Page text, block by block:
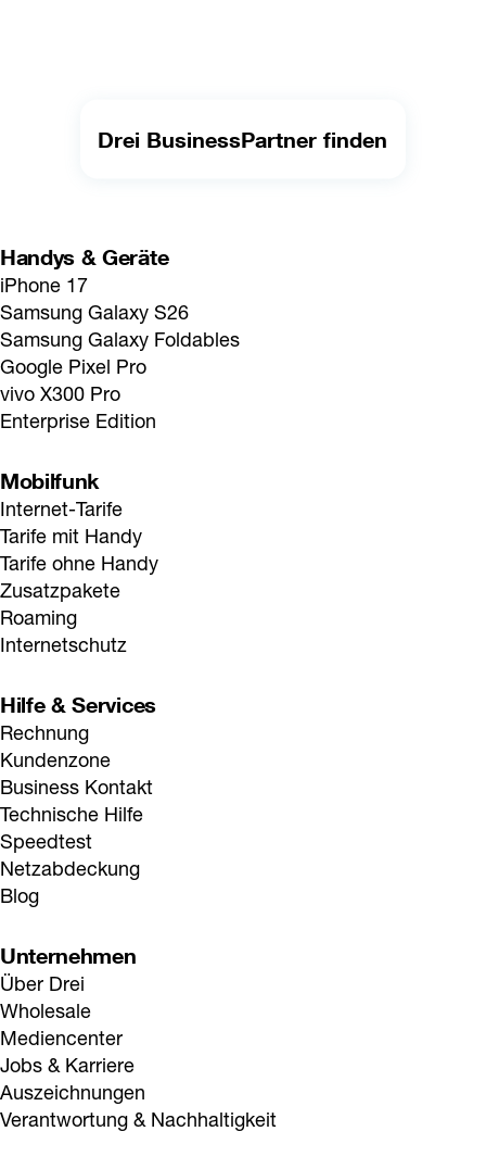
Drei BusinessPartner finden
Handys & Geräte
iPhone 17
Samsung Galaxy S26
Samsung Galaxy Foldables
Google Pixel Pro
vivo X300 Pro
Enterprise Edition
Mobilfunk
Internet-Tarife
Tarife mit Handy
Tarife ohne Handy
Zusatzpakete
Roaming
Internetschutz
Hilfe & Services
Rechnung
Kundenzone
Business Kontakt
Technische Hilfe
Speedtest
Netzabdeckung
Blog
Unternehmen
Über Drei
Wholesale
Mediencenter
Jobs & Karriere
Auszeichnungen
Verantwortung & Nachhaltigkeit